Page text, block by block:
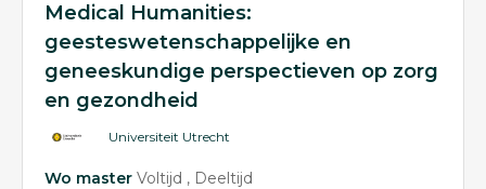
Medical Humanities:
geesteswetenschappelijke en
geneeskundige perspectieven op zorg
en gezondheid
Universiteit Utrecht
Wo master Voltijd Deeltijd